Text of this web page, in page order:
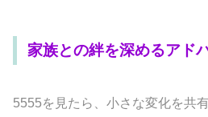
家族との絆を深めるアド
5555を見たら、小さな変化を共